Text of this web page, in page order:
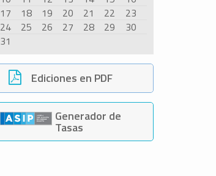
17
18 19 20 21 22
23
24
25 26 27 28 29
30
31
Ediciones en PDF
Generador de
Tasas